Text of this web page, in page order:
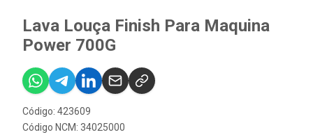
Lava Louça Finish Para Maquina
Power 700G
Código: 423609
Código NCM: 34025000